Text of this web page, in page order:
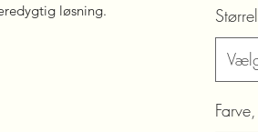
løsning.